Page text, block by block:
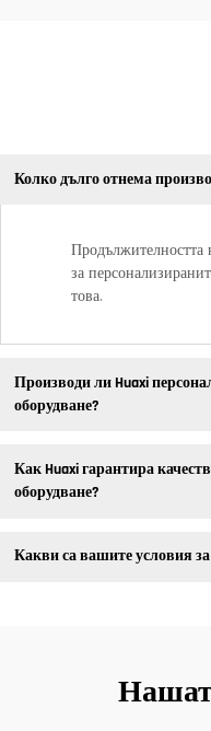
Колко дълго отнема
Продължителността
за
това.
Производи ли Huaxi
оборудване?
Как Huaxi гарантира
оборудване?
Какви са вашите условия за